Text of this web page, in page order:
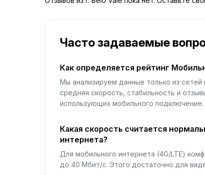
Часто задаваемые
Как определяется рейтинг
Мы анализируем данные только из сетей
средняя скорость, стабильность и
использующих мобильного подключение.
Какая скорость считается
интернета?
Для мобильного интернета (4G/LTE)
до 40 Мбит/с. Этого достаточно для